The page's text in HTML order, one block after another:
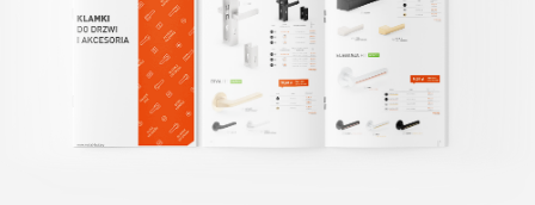
grafit
chrom szczotkowany mat
nikiel szczotkowany